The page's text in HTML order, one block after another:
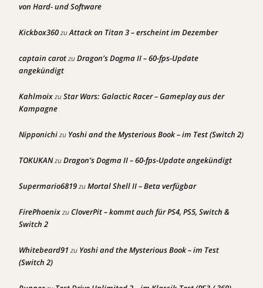
von Hard- und Software
Kickbox360zuAttack on Titan 3 – erscheint im Dezember
captain carotzuDragon’s Dogma II – 60-fps-Update
angekündigt
KahlmoixzuStar Wars: Galactic Racer – Gameplay aus der
Kampagne
Nipponichizu Yoshi and the Mysterious Book – im Test (Switch 2)
TOKUKANzuDragon’s Dogma II – 60-fps-Update angekündigt
Supermario6819zuMortal Shell II – Beta verfügbar
FirePhoenixzuCloverPit – kommt auch für PS4, PS5, Switch &
Switch 2
Whitebeard91 zu Yoshi and the Mysterious Book – im Test
(Switch 2)